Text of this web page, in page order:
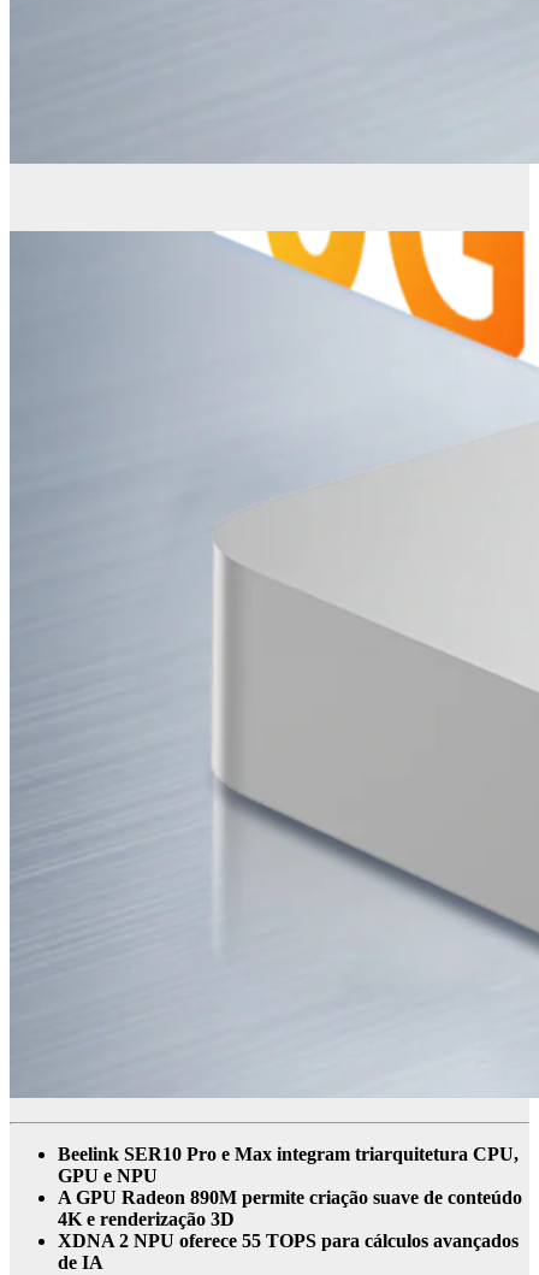
Beelink SER10 Pro e Max integram triarquitetura CPU,
GPU e NPU
A GPU Radeon 890M permite criação suave de conteúdo
4K e renderização 3D
XDNA 2 NPU oferece 55 TOPS para cálculos avançados
de IA